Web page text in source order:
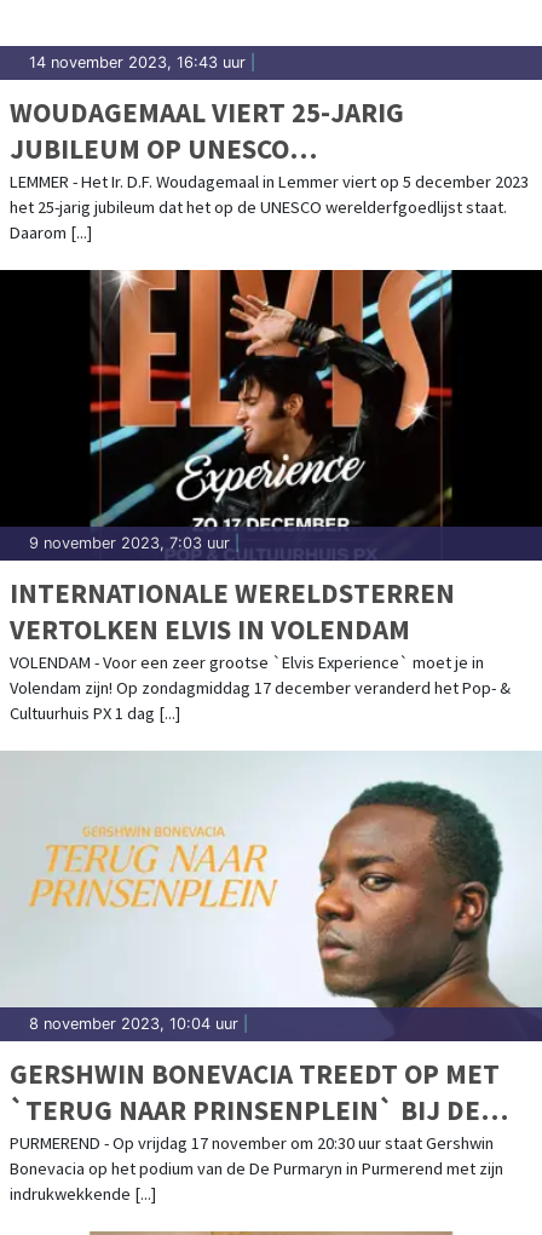
14 november 2023, 16:43 uur
WOUDAGEMAAL VIERT 25-JARIG
JUBILEUM OP UNESCO
WERELDERFGOEDLIJST
LEMMER - Het Ir. D.F. Woudagemaal in Lemmer viert op 5 december 2023
het 25-jarig jubileum dat het op de UNESCO werelderfgoedlijst staat.
Daarom [...]
9 november 2023, 7:03 uur
INTERNATIONALE WERELDSTERREN
VERTOLKEN ELVIS IN VOLENDAM
VOLENDAM - Voor een zeer grootse `Elvis Experience` moet je in
Volendam zijn! Op zondagmiddag 17 december veranderd het Pop- &
Cultuurhuis PX 1 dag [...]
8 november 2023, 10:04 uur
GERSHWIN BONEVACIA TREEDT OP MET
`TERUG NAAR PRINSENPLEIN` BIJ DE
PURMARYN
PURMEREND - Op vrijdag 17 november om 20:30 uur staat Gershwin
Bonevacia op het podium van de De Purmaryn in Purmerend met zijn
indrukwekkende [...]